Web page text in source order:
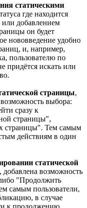
статическими
где находится
или добавлением
он будет
нововведение удобно
и, например,
пользователю по
придётся искать или
страницы,
выбора:
сразу к
страницы",
страницы". Тем самым
действиям в один
статической
добавлена возможность
"Продолжить
самым пользователи,
в случае
к продолжению